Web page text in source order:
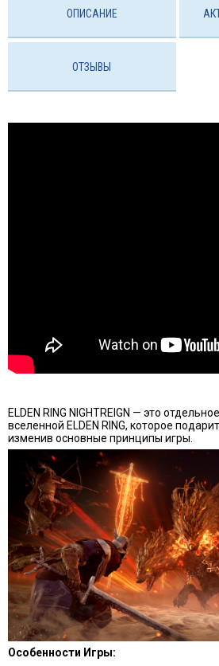
ОПИСАНИЕ
ОТЗЫВЫ
ELDEN RING NIGHTREIGN — это
вселенной ELDEN RING, которое
изменив основные принципы игры.
Особенности Игры: